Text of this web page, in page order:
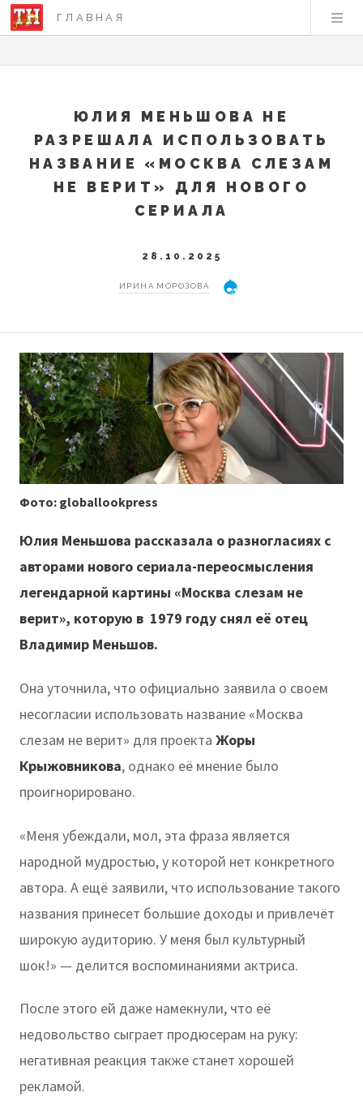
ГЛАВНАЯ
ЮЛИЯ МЕНЬШОВА НЕ
РАЗРЕШАЛА ИСПОЛЬЗОВАТЬ
НАЗВАНИЕ «МОСКВА СЛЕЗАМ
НЕ ВЕРИТ» ДЛЯ НОВОГО
СЕРИАЛА
28.10.2025
ИРИНА МОРОЗОВА
Фото: globallookpress
Юлия Меньшова рассказала о разногласиях с
авторами нового сериала-переосмысления
легендарной картины «Москва слезам не
верит», которую в 1979 году снял её отец
Владимир Меньшов.
Она уточнила, что официально заявила о своем
несогласии использовать название «Москва
слезам не верит» для проекта Жоры
Крыжовникова, однако её мнение было
проигнорировано.
«Меня убеждали, мол, эта фраза является
народной мудростью, у которой нет конкретного
автора. А ещё заявили, что использование такого
названия принесет большие доходы и привлечёт
широкую аудиторию. У меня был культурный
шок!» — делится воспоминаниями актриса.
После этого ей даже намекнули, что её
недовольство сыграет продюсерам на руку:
негативная реакция также станет хорошей
рекламой.